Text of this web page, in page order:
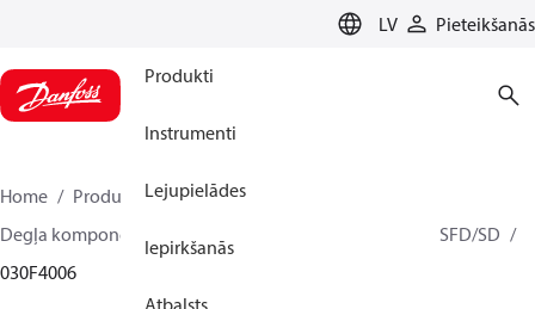
LV Pieteikšanās
Produkti
Instrumenti
Lejupielādes
Iepirkšanās
Atbalsts
Home Produkti
Climate Solutions apkurei
Degļa komponentes
HFD/HD, SFD/SD
030F4006